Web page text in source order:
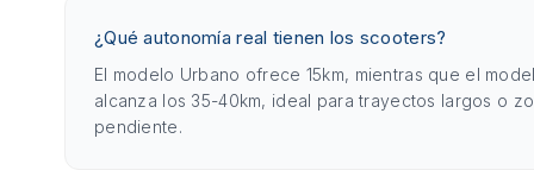
¿Qué autonomía real tienen los scooters?
El modelo Urbano ofrece 15km, mientras que el
alcanza los 35-40km, ideal para trayectos largos o
pendiente.